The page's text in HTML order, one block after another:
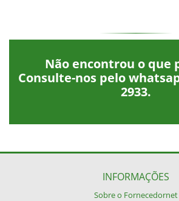
Não encontrou o que
Consulte-nos pelo
2933.
INFORMAÇÕES
Sobre o Fornecedornet